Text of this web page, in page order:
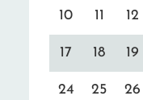
10 11 12
17 18 19
24 25 26